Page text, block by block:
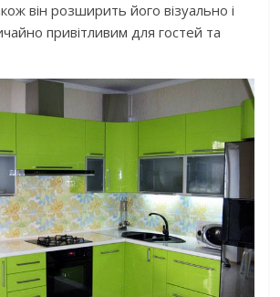
він розширить його візуально і
привітливим для гостей та